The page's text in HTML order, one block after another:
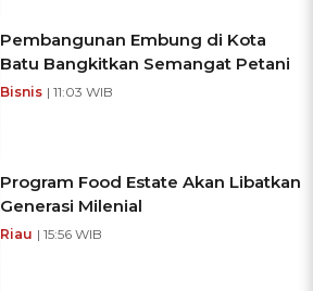
Pembangunan Embung di Kota
Batu Bangkitkan Semangat Petani
Bisnis | 11:03 WIB
Program Food Estate Akan Libatkan
Generasi Milenial
Riau | 15:56 WIB